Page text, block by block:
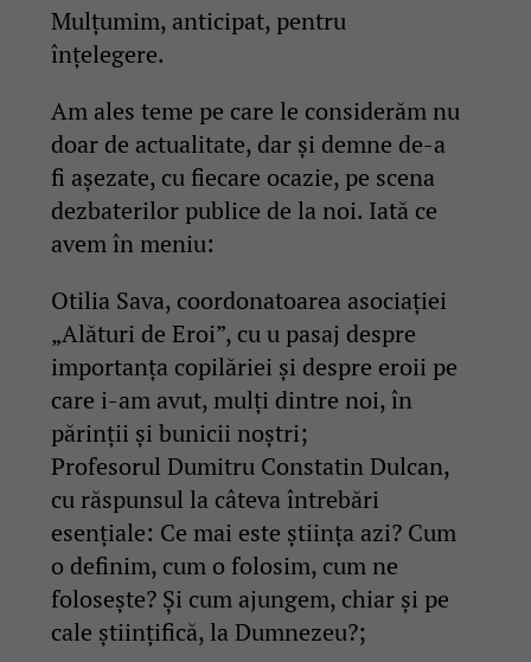
Mulțumim, anticipat, pentru
înțelegere.
Am ales teme pe care le considerăm nu
doar de actualitate, dar și demne de-a
fi așezate, cu fiecare ocazie, pe scena
dezbaterilor publice de la noi. Iată ce
avem în meniu:
Otilia Sava, coordonatoarea asociației
„Alături de Eroi”, cu u pasaj despre
importanța copilăriei și despre eroii pe
care i-am avut, mulți dintre noi, în
părinții și bunicii noștri;
Profesorul Dumitru Constatin Dulcan,
cu răspunsul la câteva întrebări
esențiale: Ce mai este știința azi? Cum
o definim, cum o folosim, cum ne
folosește? Și cum ajungem, chiar și pe
cale științifică, la Dumnezeu?;